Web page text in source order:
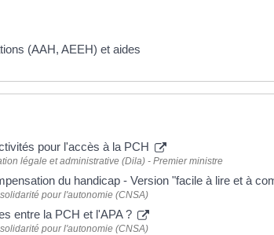
(AAH, AEEH) et aides
pour l'accès à la PCH
légale et administrative (Dila) - Premier ministre
du handicap - Version "facile à lire et à
pour l'autonomie (CNSA)
entre la PCH et l'APA ?
pour l'autonomie (CNSA)